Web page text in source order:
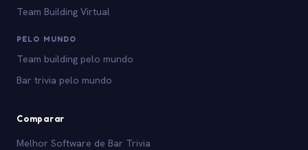
Team Building Virtual
PELO MUNDO
Team building pelo mundo
Bar trivia pelo mundo
Comparar
Melhor Software de Bar Trivia